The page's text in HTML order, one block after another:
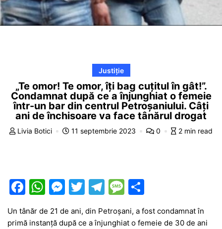
Justiție
„Te omor! Te omor, îți bag cuțitul în gât!”.
Condamnat după ce a înjunghiat o femeie
într-un bar din centrul Petroșaniului. Câți
ani de închisoare va face tânărul drogat
Livia Botici 11 septembrie 2023 0 2 min read
F
c
W
at
M
s
T
w
itt
T
e
M
e
s ta
Un tânăr de 21 de ani, din Petroșani, a fost condamnat în
primă instanță după ce a înjunghiat o femeie de 30 de ani